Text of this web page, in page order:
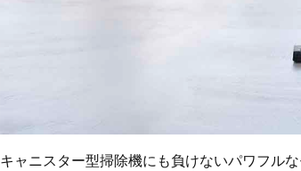
キャニスター型掃除機にも負けないパワフル